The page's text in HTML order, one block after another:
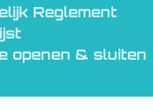
Reglement
openen & sluiten